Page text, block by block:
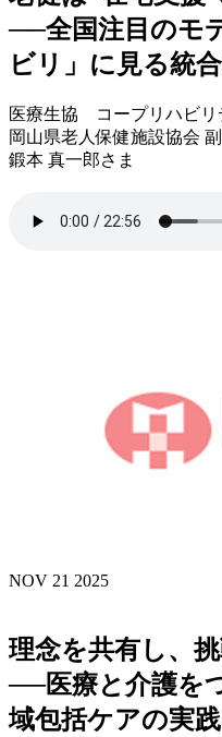
──全国注目のモ
ビリ」に見る統
医療生協 コープリハビ
岡山県老人保健施設協会
鍛本 真一郎さま
NOV 21 2025
理念を共有し、
──医療と介護を
域包括ケアの実